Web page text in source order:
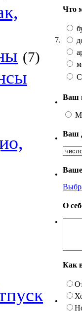
(7)
7.
Что
•
Ваш
•
Ваш
•
Ваше
•
О
•
Как